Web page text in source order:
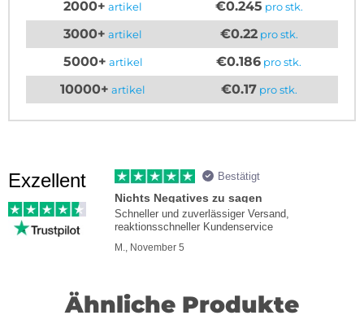
2000+ artikel €0.245 pro stk.
3000+ artikel €0.22pro stk.
5000+ artikel €0.186 pro stk.
10000+ artikel €0.17pro stk.
Exzellent Bestätigt
Nichts Negatives zu sagen
Schneller und zuverlässiger Versand,
reaktionsschneller Kundenservice
M., November 5
Ähnliche Produkte